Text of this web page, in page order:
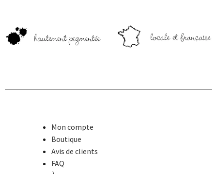
Mon compte
Boutique
Avis de clients
FAQ